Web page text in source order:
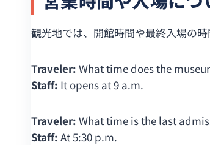
観光地では、開館時間や最終入場の
Traveler: What time does the
Staff: It opens at 9 a.m.
Traveler: What time is the last
Staff: At 5:30 p.m.